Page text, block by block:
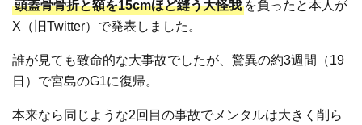
頭蓋骨骨折と額を15cmほど縫う大怪我 を負ったと本人が
X（旧Twitter）で発表しました。
誰が見ても致命的な大事故でしたが、驚異の約3週間（19
日）で宮島のG1に復帰。
本来なら同じような2回目の事故でメンタルは大きく削ら